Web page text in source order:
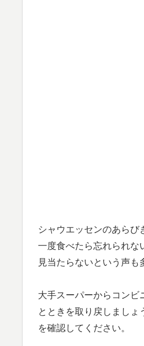
シャウエッセンのあらび
一度食べたら忘れられな
見当たらないという声も
大手スーパーからコンビ
とときを取り戻しまし
を確認してください。